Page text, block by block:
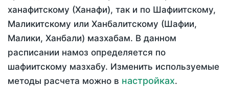
ханафитскому (Ханафи), так и по Шафиитскому,
Маликитскому или Ханбалитскому (Шафии,
Малики, Ханбали) мазхабам. В данном
расписании намоз определяется по
шафиитскому мазхабу. Изменить используемые
методы расчета можно в настройках.